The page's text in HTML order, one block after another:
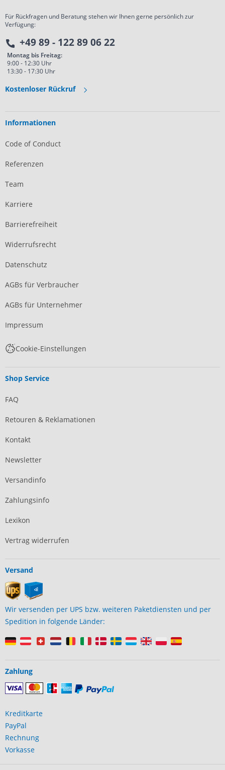
Für Rückfragen und Beratung stehen wir Ihnen gerne persönlich zur
Verfügung:
+49 89 - 122 89 06 22
Montag bis Freitag:
9:00 - 12:30 Uhr
13:30 - 17:30 Uhr
Kostenloser Rückruf
Informationen
Code of Conduct
Referenzen
Team
Karriere
Barrierefreiheit
Widerrufsrecht
Datenschutz
AGBs für Verbraucher
AGBs für Unternehmer
Impressum
Cookie-Einstellungen
Shop Service
FAQ
Retouren & Reklamationen
Kontakt
Newsletter
Versandinfo
Zahlungsinfo
Lexikon
Vertrag widerrufen
Versand
Wir versenden per UPS bzw. weiteren Paketdiensten und per
Spedition in folgende Länder:
Zahlung
Kreditkarte
PayPal
Rechnung
Vorkasse